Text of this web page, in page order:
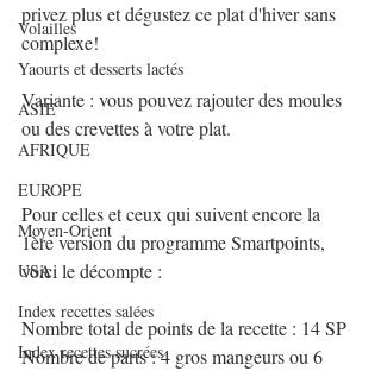
Volailles
Yaourts et desserts lactés
ASIE
AFRIQUE
EUROPE
Moyen-Orient
USA
Index recettes salées
Index recettes sucrées
privez plus et dégustez ce plat d'hiver sans
complexe!
Variante : vous pouvez rajouter des moules
ou des crevettes à votre plat.
Pour celles et ceux qui suivent encore la
1ère version du programme Smartpoints,
voici le décompte :
Nombre total de points de la recette : 14 SP
Nombre de parts : 4 gros mangeurs ou 6